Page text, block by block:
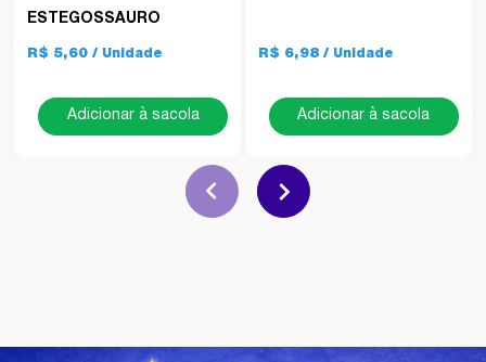
ESTEGOSSAURO
R$ 5,60
Adicionar à sacola
R$ 6,98
Adicionar à sacola